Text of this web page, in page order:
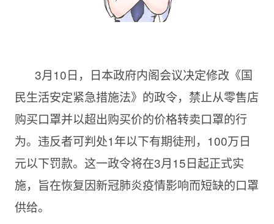
3月10日，日本政府内阁会议决定修改《国
民生活安定紧急措施法》的政令，禁止从零售店
购买口罩并以超出购买价的价格转卖口罩的行
为。违反者可判处1年以下有期徒刑，100万日
元以下罚款。这一政令将在3月15日起正式实
施，旨在恢复因新冠肺炎疫情影响而短缺的口罩
供给。